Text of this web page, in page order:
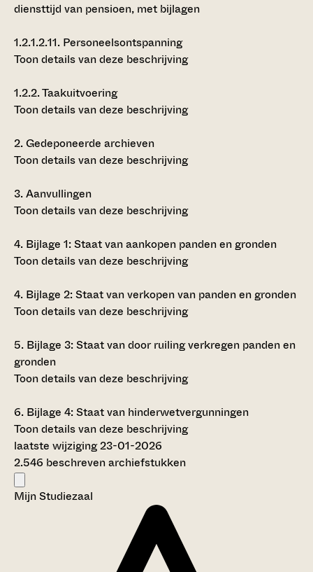
diensttijd van pensioen, met bijlagen
1.2.1.2.11. Personeelsontspanning
Toon details van deze beschrijving
1.2.2.Taakuitvoering
Toon details van deze beschrijving
2.Gedeponeerde archieven
Toon details van deze beschrijving
3.Aanvullingen
Toon details van deze beschrijving
4. Bijlage 1: Staat van aankopen panden en gronden
Toon details van deze beschrijving
4. Bijlage 2: Staat van verkopen van panden en gronden
Toon details van deze beschrijving
5. Bijlage 3: Staat van door ruiling verkregen panden en
gronden
Toon details van deze beschrijving
6. Bijlage 4: Staat van hinderwetvergunningen
Toon details van deze beschrijving
laatste wijziging 23-01-2026
2.546 beschreven archiefstukken
Mijn Studiezaal